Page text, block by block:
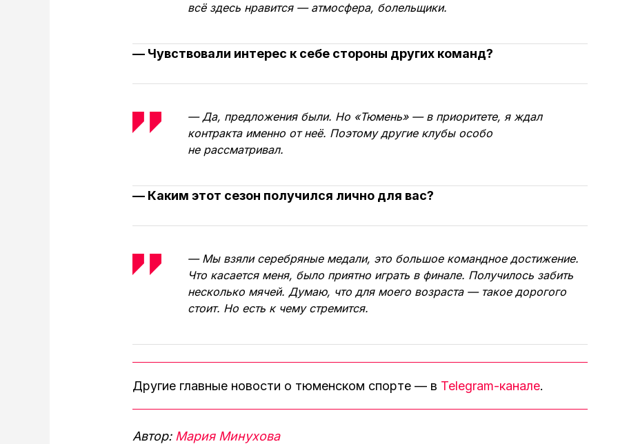
всё здесь нравится — атмосфера, болельщики.
— Чувствовали интерес к себе стороны других команд?
— Да, предложения были. Но «Тюмень» — в приоритете, я ждал
контракта именно от неё. Поэтому другие клубы особо
не рассматривал.
— Каким этот сезон получился лично для вас?
— Мы взяли серебряные медали, это большое командное достижение.
Что касается меня, было приятно играть в финале. Получилось забить
несколько мячей. Думаю, что для моего возраста — такое дорогого
стоит. Но есть к чему стремится.
Другие главные новости о тюменском спорте — в Telegram-канале.
Автор: Мария Минухова